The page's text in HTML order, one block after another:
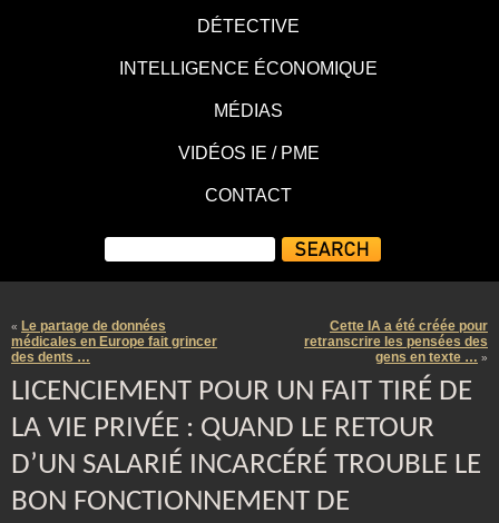
DÉTECTIVE
INTELLIGENCE ÉCONOMIQUE
MÉDIAS
VIDÉOS IE / PME
CONTACT
« Le partage de données
médicales en Europe fait grincer
des dents …
Cette IA a été créée pour
retranscrire les pensées des
gens en texte … »
LICENCIEMENT POUR UN FAIT TIRÉ DE
LA VIE PRIVÉE : QUAND LE RETOUR
D’UN SALARIÉ INCARCÉRÉ TROUBLE LE
BON FONCTIONNEMENT DE